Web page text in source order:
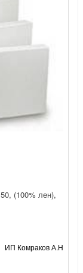
(100% лен),
ИП Комраков А.Н